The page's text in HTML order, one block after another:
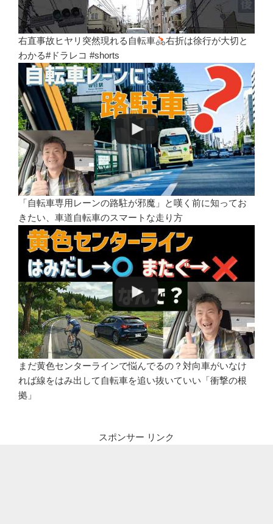
右直事故ヒヤリ突然現れる自転車
右折は徐行が大切と
わかる#ドラレコ #shorts
「自転車専用レーンの路駐が邪魔」と嘆く前に知ってお
きたい、車道自転車のスマートな走り方
まだ黄色センターラインで悩んでるの？対向車がいなけ
れば線をはみ出して自転車を追い抜いていい「衝撃の根
拠」
スポンサー リンク